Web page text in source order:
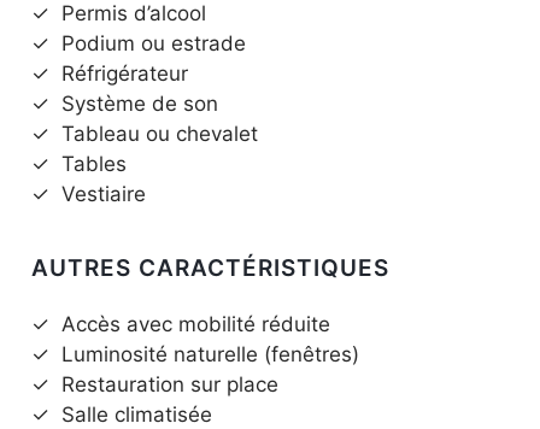
✓ Permis d’alcool
✓ Podium ou estrade
✓ Réfrigérateur
✓ Système de son
✓ Tableau ou chevalet
✓ Tables
✓ Vestiaire
AUTRES CARACTÉRISTIQUES
✓ Accès avec mobilité réduite
✓ Luminosité naturelle (fenêtres)
✓ Restauration sur place
✓ Salle climatisée